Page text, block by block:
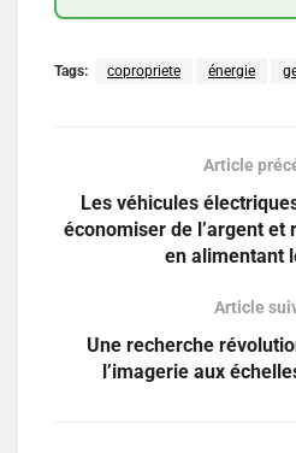
Tags: copropriete énergie
Article
Les véhicules
économiser de l’argent et
en alimentant
Article
Une recherche
l’imagerie aux